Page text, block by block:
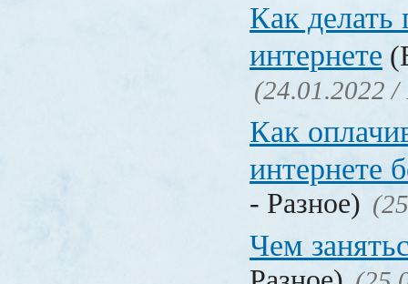
Как делать
интернете
(24.01.2022 /
Как
интернете
- Разное)
Чем